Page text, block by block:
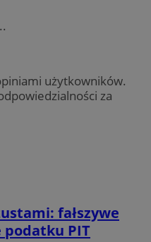
użytkowników.
za
fałszywe
podatku PIT